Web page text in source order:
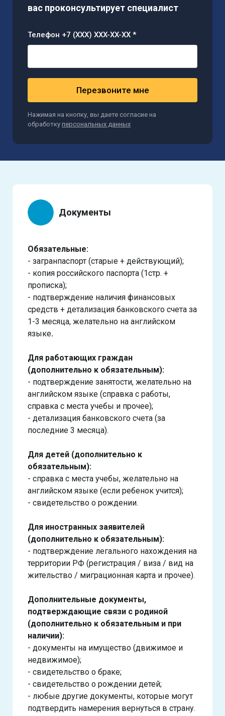
вас проконсультирует специалист
Телефон +7 (XXX) XXX-XX-XX *
Перезвоните мне
Нажимая на кнопку, вы даете согласие на
обработку персональных данных
Документы
Обязательные:
- загранпаспорт (старые + действующий);
- копия российского паспорта (1стр. +
прописка);
- подтверждение наличия финансовых
средств + детализация банковского счета за
1-3 месяца, желательно на английском
языке.
Для работающих граждан
(дополнительно к обязательным):
- подтверждение занятости, желательно на
английском языке (справка с работы,
справка с места учебы и прочее);
- детализация банковского счета (за
последние 3 месяца).
Для детей (дополнительно к
обязательным):
- справка с места учебы, желательно на
английском языке (если ребенок учится);
- свидетельство о рождении.
Для иностранных заявителей
(дополнительно к обязательным):
- подтверждение легального нахождения на
территории РФ (регистрация / виза / вид на
жительство / миграционная карта и прочее).
Дополнительные документы,
подтверждающие связи с родиной
(дополнительно к обязательным и при
наличии):
- документы на имущество (движимое и
недвижимое);
- свидетельство о браке;
- свидетельство о рождении детей;
- любые другие документы, которые могут
подтвердить намерения вернуться в страну.